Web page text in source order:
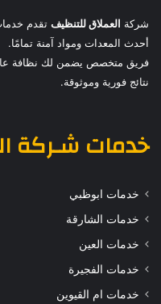
شركة العملاق للتنظيف تقدم
أحدث المعدات ومواد آمنة تمامًا.
فريق متخصص يضمن لك نظافة
نتائج فورية وموثوقة.
خدمات شـركة
خدمات ابوظبي
خدمات الشارقة
خدمات العين
خدمات الفجيرة
خدمات ام القيوين